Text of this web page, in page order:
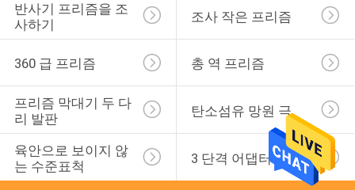
반사기 프리즘을 조
사하기
조사 작은 프리즘
360 급 프리즘 총 역 프리즘
프리즘 막대기 두 다
리 발판
탄소섬유 망원 극
육안으로 보이지 않
는 수준표척
3 단격 어댑터